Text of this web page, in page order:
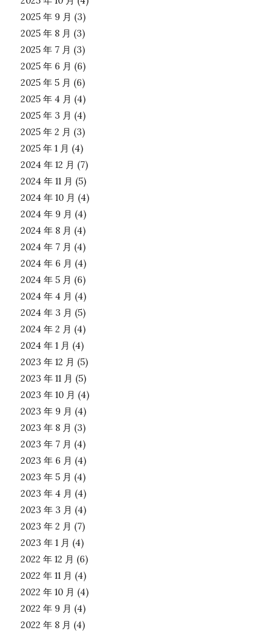
2025 年 9 月 (3)
2025 年 8 月 (3)
2025 年 7 月 (3)
2025 年 6 月 (6)
2025 年 5 月 (6)
2025 年 4 月 (4)
2025 年 3 月 (4)
2025 年 2 月 (3)
2025 年 1 月 (4)
2024 年 12 月 (7)
2024 年 11 月 (5)
2024 年 10 月 (4)
2024 年 9 月 (4)
2024 年 8 月 (4)
2024 年 7 月 (4)
2024 年 6 月 (4)
2024 年 5 月 (6)
2024 年 4 月 (4)
2024 年 3 月 (5)
2024 年 2 月 (4)
2024 年 1 月 (4)
2023 年 12 月 (5)
2023 年 11 月 (5)
2023 年 10 月 (4)
2023 年 9 月 (4)
2023 年 8 月 (3)
2023 年 7 月 (4)
2023 年 6 月 (4)
2023 年 5 月 (4)
2023 年 4 月 (4)
2023 年 3 月 (4)
2023 年 2 月 (7)
2023 年 1 月 (4)
2022 年 12 月 (6)
2022 年 11 月 (4)
2022 年 10 月 (4)
2022 年 9 月 (4)
2022 年 8 月 (4)